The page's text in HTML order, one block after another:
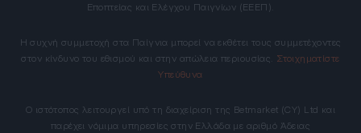
Εποπτείας και Ελέγχου Παιγνίων (ΕΕΕΠ).
Η συχνή συμμετοχή στα Παίγνια μπορεί να εκθέτει τους συμμετέχοντες
στον κίνδυνο του εθισμού και στην απώλεια περιουσίας. Στοιχηματίστε
Υπεύθυνα
Ο ιστότοπος λειτουργεί υπό τη διαχείριση της Betmarket (CY) Ltd και
παρέχει νόμιμα υπηρεσίες στην Ελλάδα με αριθμό Άδειας